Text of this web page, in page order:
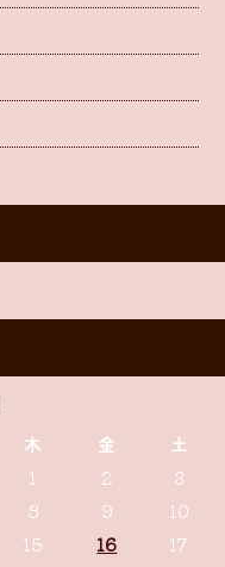
木 金
土
1
2
3
8 9
10
15 16
17